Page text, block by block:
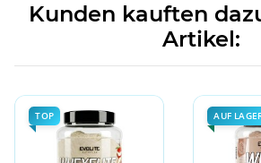
Kunden kauften
Artikel:
TOP AUF